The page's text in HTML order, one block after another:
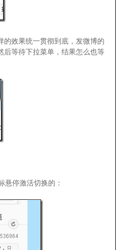
的效果统一贯彻到底，发微博的
后等待下拉菜单，结果怎么也等
悬停激活切换的：